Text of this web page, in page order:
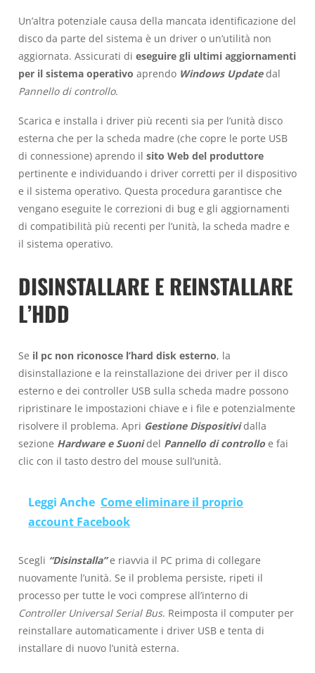
Un’altra potenziale causa della mancata identificazione del
disco da parte del sistema è un driver o un’utilità non
aggiornata. Assicurati di eseguire gli ultimi aggiornamenti
per il sistema operativo aprendo Windows Updatedal
Pannello di controllo.
Scarica e installa i driver più recenti sia per l’unità disco
esterna che per la scheda madre (che copre le porte USB
di connessione) aprendo il sito Web del produttore
pertinente e individuando i driver corretti per il dispositivo
e il sistema operativo. Questa procedura garantisce che
vengano eseguite le correzioni di bug e gli aggiornamenti
di compatibilità più recenti per l’unità, la scheda madre e
il sistema operativo.
DISINSTALLARE E REINSTALLARE
L’HDD
Se il pc non riconosce l’hard disk esterno, la
disinstallazione e la reinstallazione dei driver per il disco
esterno e dei controller USB sulla scheda madre possono
ripristinare le impostazioni chiave e i file e potenzialmente
risolvere il problema. Apri Gestione Dispositividalla
sezione Hardware e Suonidel Pannello di controllo e fai
clic con il tasto destro del mouse sull’unità.
Leggi Anche Come eliminare il proprio
account Facebook
Scegli “Disinstalla”e riavvia il PC prima di collegare
nuovamente l’unità. Se il problema persiste, ripeti il
processo per tutte le voci comprese all’interno di
Controller Universal Serial Bus. Reimposta il computer per
reinstallare automaticamente i driver USB e tenta di
installare di nuovo l’unità esterna.